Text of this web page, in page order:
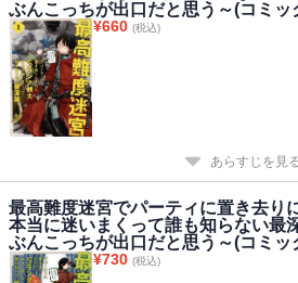
ぶんこっちが出口だと思う～(コミッ
¥660 (税込)
あらすじを見
最高難度迷宮でパーティに置き去り
本当に迷いまくって誰も知らない
ぶんこっちが出口だと思う～(コミッ
¥730 (税込)